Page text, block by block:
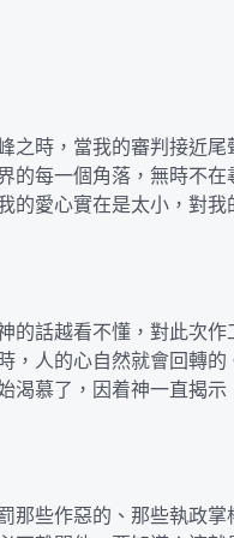
之時，當我的審判接近
的每一個角落，無時不
的愛心實在是太小，對
的話越看不懂，對此次
，人的心自然就會回轉
渴慕了，因着神一直揭
那些作惡的、那些執政